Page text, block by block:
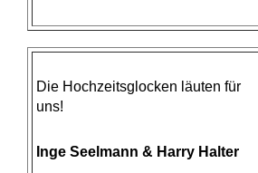
Die Hochzeitsglocken läuten für
uns!
Inge Seelmann & Harry Halter